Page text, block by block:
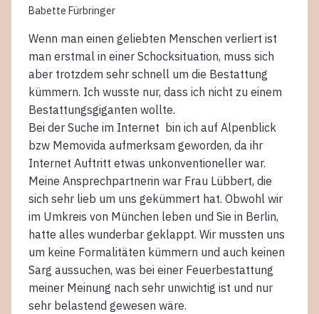
Babette Fürbringer
Wenn man einen geliebten Menschen verliert ist
man erstmal in einer Schocksituation, muss sich
aber trotzdem sehr schnell um die Bestattung
kümmern. Ich wusste nur, dass ich nicht zu einem
Bestattungsgiganten wollte.
Bei der Suche im Internet bin ich auf Alpenblick
bzw Memovida aufmerksam geworden, da ihr
Internet Auftritt etwas unkonventioneller war.
Meine Ansprechpartnerin war Frau Lübbert, die
sich sehr lieb um uns gekümmert hat. Obwohl wir
im Umkreis von München leben und Sie in Berlin,
hatte alles wunderbar geklappt. Wir mussten uns
um keine Formalitäten kümmern und auch keinen
Sarg aussuchen, was bei einer Feuerbestattung
meiner Meinung nach sehr unwichtig ist und nur
sehr belastend gewesen wäre.